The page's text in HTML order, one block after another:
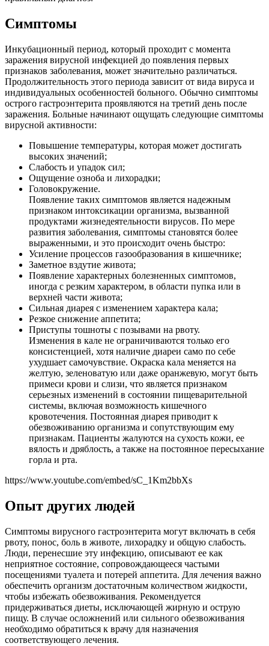
Симптомы
Инкубационный период, который проходит с момента
заражения вирусной инфекцией до появления первых
признаков заболевания, может значительно различаться.
Продолжительность этого периода зависит от вида вируса и
индивидуальных особенностей больного. Обычно симптомы
острого гастроэнтерита проявляются на третий день после
заражения. Больные начинают ощущать следующие симптомы
вирусной активности:
Повышение температуры, которая может достигать
высоких значений;
Слабость и упадок сил;
Ощущение озноба и лихорадки;
Головокружение.
Появление таких симптомов является надежным
признаком интоксикации организма, вызванной
продуктами жизнедеятельности вирусов. По мере
развития заболевания, симптомы становятся более
выраженными, и это происходит очень быстро:
Усиление процессов газообразования в кишечнике;
Заметное вздутие живота;
Появление характерных болезненных симптомов,
иногда с резким характером, в области пупка или в
верхней части живота;
Сильная диарея с изменением характера кала;
Резкое снижение аппетита;
Приступы тошноты с позывами на рвоту.
Изменения в кале не ограничиваются только его
консистенцией, хотя наличие диареи само по себе
ухудшает самочувствие. Окраска кала меняется на
желтую, зеленоватую или даже оранжевую, могут быть
примеси крови и слизи, что является признаком
серьезных изменений в состоянии пищеварительной
системы, включая возможность кишечного
кровотечения. Постоянная диарея приводит к
обезвоживанию организма и сопутствующим ему
признакам. Пациенты жалуются на сухость кожи, ее
вялость и дряблость, а также на постоянное пересыхание
горла и рта.
https://www.youtube.com/embed/sC_1Km2bbXs
Опыт других людей
Симптомы вирусного гастроэнтерита могут включать в себя
рвоту, понос, боль в животе, лихорадку и общую слабость.
Люди, перенесшие эту инфекцию, описывают ее как
неприятное состояние, сопровождающееся частыми
посещениями туалета и потерей аппетита. Для лечения важно
обеспечить организм достаточным количеством жидкости,
чтобы избежать обезвоживания. Рекомендуется
придерживаться диеты, исключающей жирную и острую
пищу. В случае осложнений или сильного обезвоживания
необходимо обратиться к врачу для назначения
соответствующего лечения.